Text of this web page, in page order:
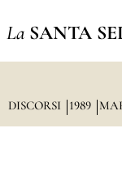
La SANTA
DISCORSI 1989